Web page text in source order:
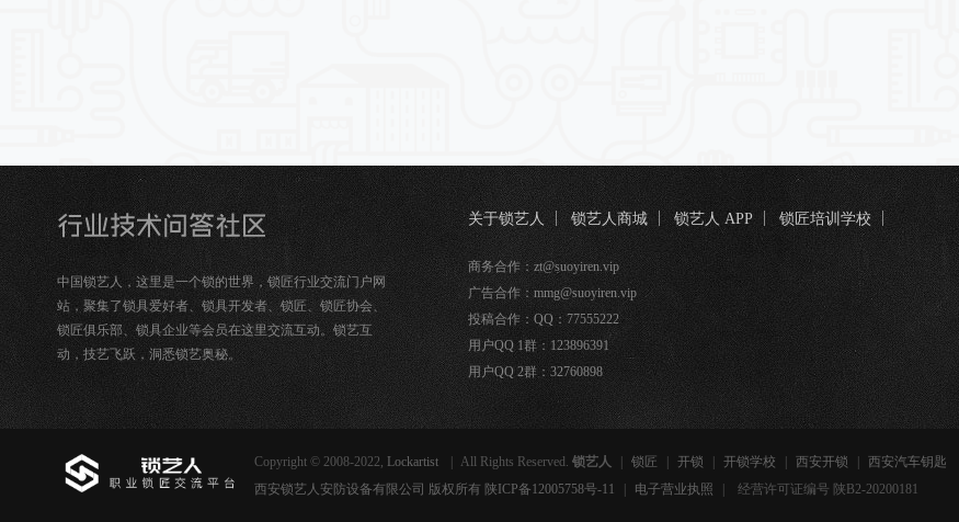
中国锁艺人，这里是一个锁的世界，锁匠行业交流门户网
站，聚集了锁具爱好者、锁具开发者、锁匠、锁匠协会、
锁匠俱乐部、锁具企业等会员在这里交流互动。锁艺互
动，技艺飞跃，洞悉锁艺奥秘。
关于锁艺人 锁艺人商城 锁艺人 APP
锁匠培训学校
锁匠宝
商务合作：zt@suoyiren.vip
广告合作：mmg@suoyiren.vip
投稿合作：QQ：77555222
用户QQ 1群：123896391
用户QQ 2群：32760898
Copyright © 2008-2022, Lockartist All Rights Reserved. 锁艺人 锁匠 开锁 开锁学校 西安开锁
西安汽车钥匙
西安锁艺人安防设备有限公司 版权所有 陕ICP备12005758号-11
电子营业执照 经营许可证编号 陕B2-20200181